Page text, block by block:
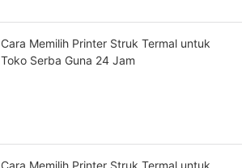
Cara Memilih Printer Struk Termal untuk
Toko Serba Guna 24 Jam
Cara Memilih Printer Struk Termal untuk